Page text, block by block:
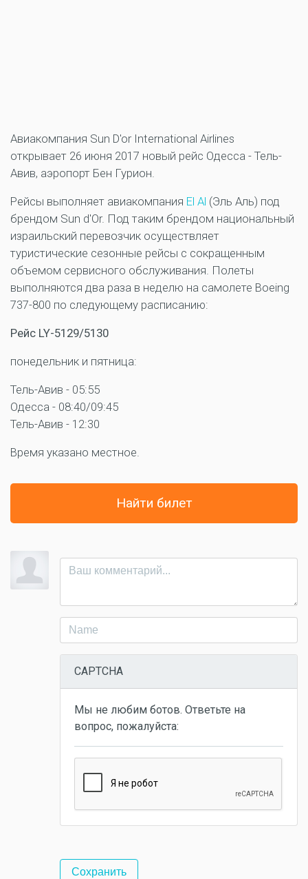
Авиакомпания Sun D'or International Airlines
открывает 26 июня 2017 новый рейс Одесса - Тель-
Авив, аэропорт Бен Гурион.
Рейсы выполняет авиакомпания El Al (Эль Аль) под
брендом Sun d'Or. Под таким брендом национальный
израильский перевозчик осуществляет
туристические сезонные рейсы с сокращенным
объемом сервисного обслуживания. Полеты
выполняются два раза в неделю на самолете Boeing
737-800 по следующему расписанию:
Рейс LY-5129/5130
понедельник и пятница:
Тель-Авив - 05:55
Одесса - 08:40/09:45
Тель-Авив - 12:30
Время указано местное.
Найти билет
CAPTCHA
Мы не любим ботов. Ответьте на
вопрос, пожалуйста: